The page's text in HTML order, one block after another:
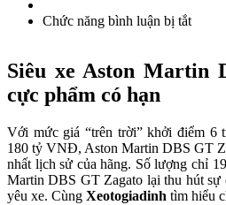
Chức năng bình luận bị tắtở
DBS
Siêu xe Aston Martin
cực phẩm có hạn
Với mức giá “trên trời” khởi điểm 6
180 tỷ VNĐ, Aston Martin DBS GT
nhất lịch sử của hãng. Số lượng chỉ
Martin DBS GT Zagato lại thu hút sự
yêu xe. Cùng Xeotogiadinh tìm hiểu